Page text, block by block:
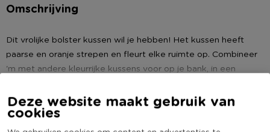
Deze website maakt gebruik van
cookies
Omschrijving
Dit vrolijke bolster kussen wil je hebben! Het kussen heeft
paarse en oranje strepen en fleurt elke ruimte op. Combineer
'm met andere kleurrijke kussens voor op je bank, in een
polyester en heeft een doorsnede van 18 cm en een breedte
van 45 cm. Het kussen is aan de voor- en achterkant
Specificaties